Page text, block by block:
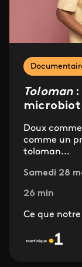
Toloman:
Doux
comme un
toloman...
Samedi 28
26 min
Ce que